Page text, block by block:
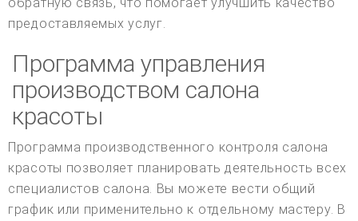
предоставляемых услуг.
Программа управления
производством салона
красоты
Программа производственного контроля салона
красоты позволяет планировать деятельность всех
специалистов салона. Вы можете вести общий
график или применительно к отдельному мастеру. В